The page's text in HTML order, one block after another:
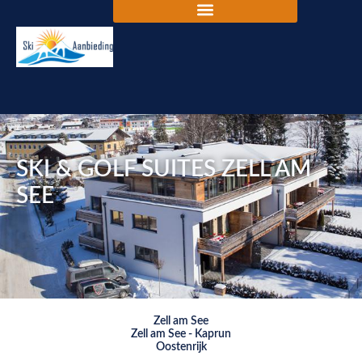
SKI & GOLF SUITES ZELL AM
SEE
Zell am See
Zell am See - Kaprun
Oostenrijk